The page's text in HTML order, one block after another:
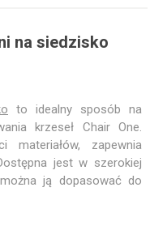
na siedzisko
to idealny sposób na
krzeseł Chair One.
materiałów, zapewnia
jest w szerokiej
ją dopasować do